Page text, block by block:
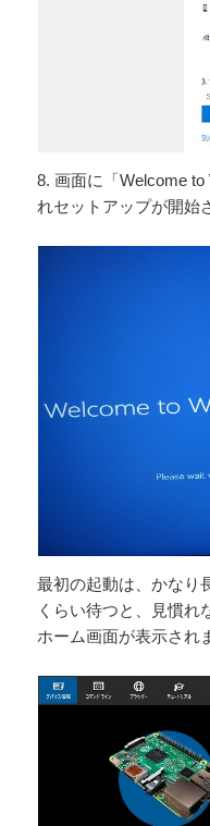
8. 画面に「Welcome to
れセットアップが開始
最初の起動は、かなり
くらい待つと、見慣れ
ホーム画面が表示され